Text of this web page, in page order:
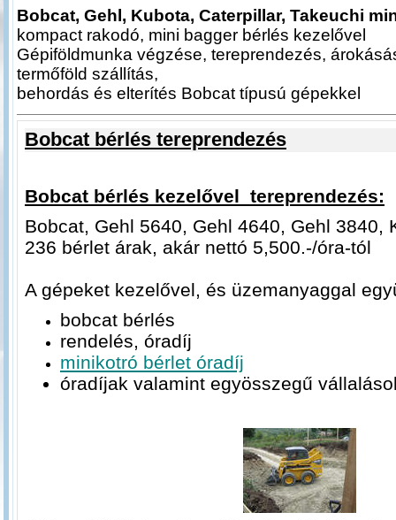
Bobcat, Gehl, Kubota, Caterpillar, Takeuchi
kompact rakodó, mini bagger bérlés kezelővel
Gépiföldmunka végzése, tereprendezés,
termőföld szállítás,
behordás és elterítés Bobcat típusú gépekkel
Bobcat bérlés tereprendezés
Bobcat bérlés kezelővel tereprendezés:
Bobcat, Gehl 5640, Gehl 4640, Gehl 3840,
236 bérlet árak, akár nettó 5,500.-/óra-tól
A gépeket kezelővel, és üzemanyaggal
bobcat bérlés
rendelés, óradíj
minikotró bérlet óradíj
óradíjak valamint egyösszegű